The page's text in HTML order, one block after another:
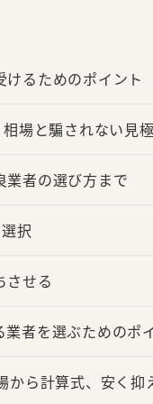
るためのポイント
場と騙されない見
業者の選び方まで
択
させる
者を選ぶためのポ
ら計算式、安く抑